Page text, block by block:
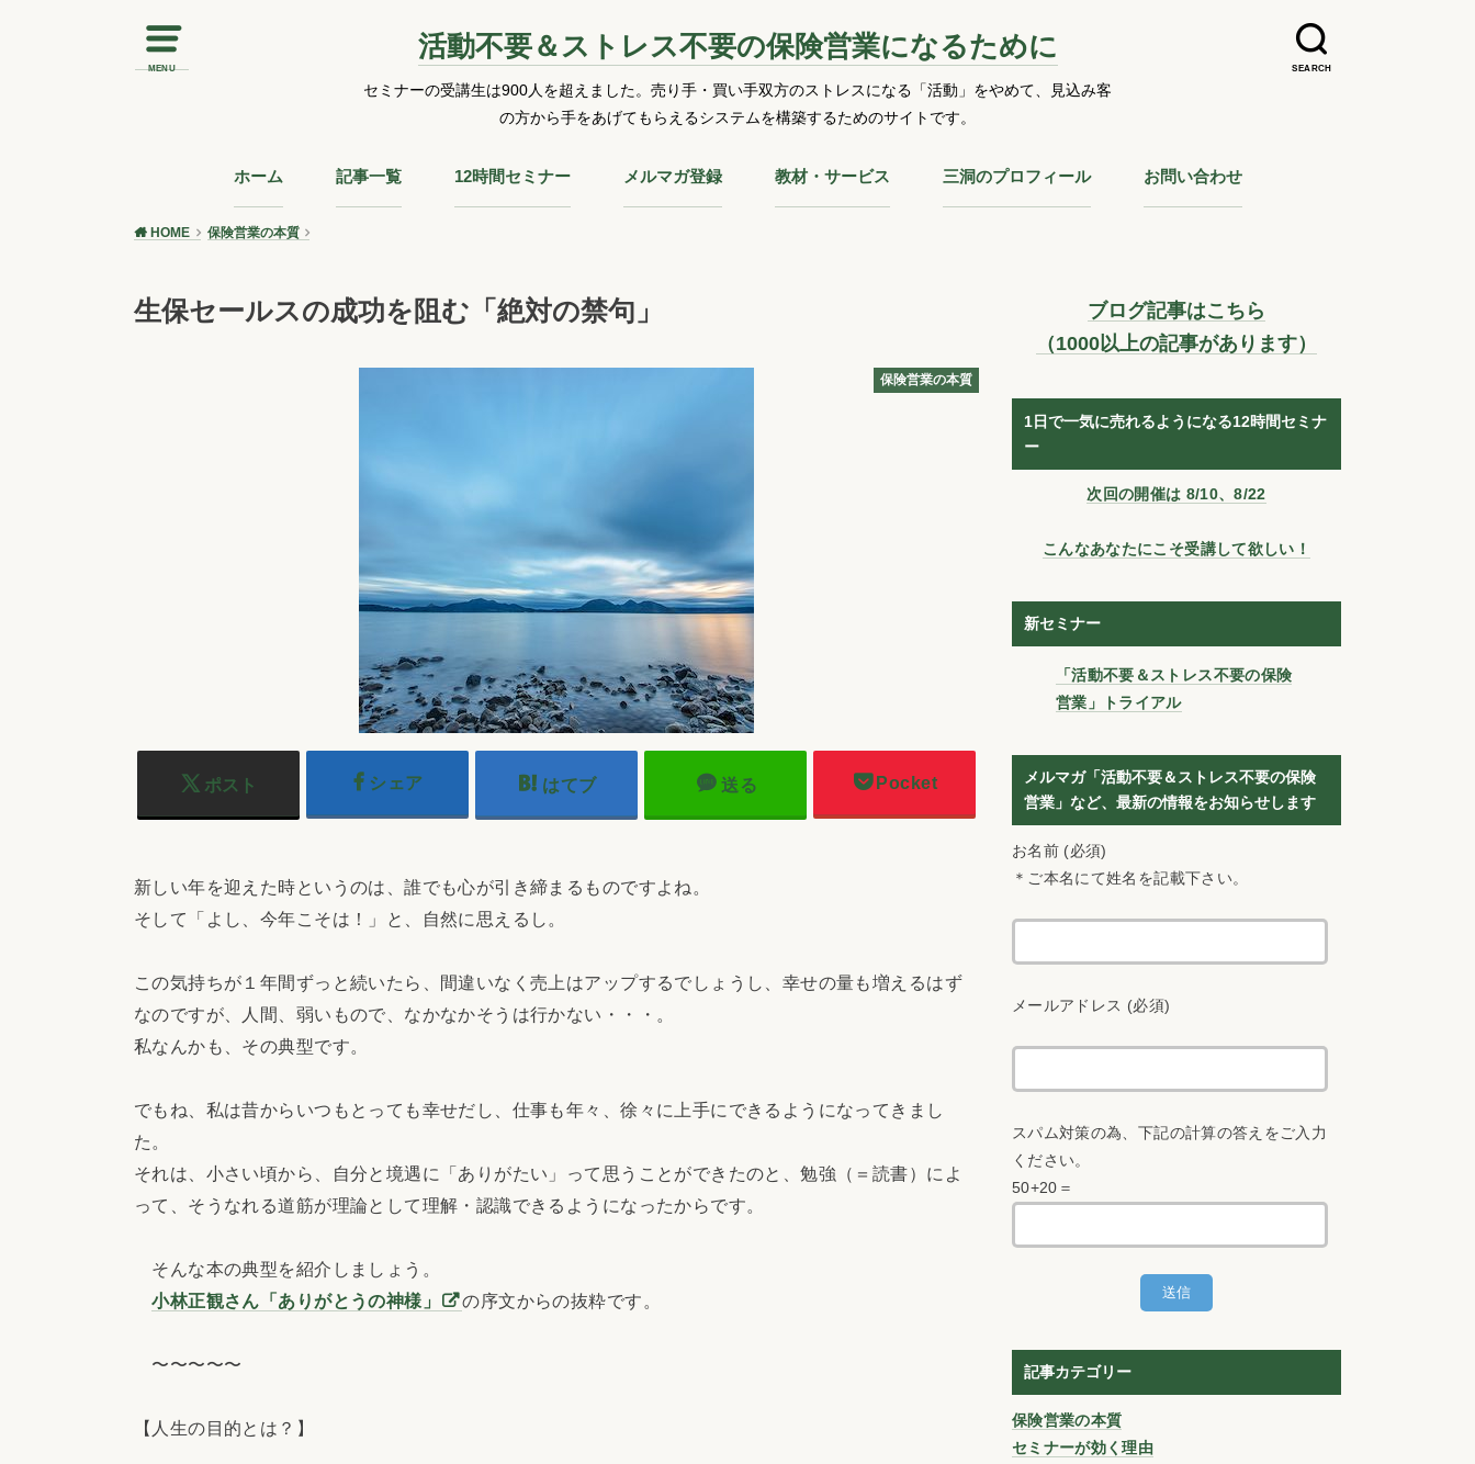
MENU SEARCH
活動不要＆ストレス不要の保険営業になるために
セミナーの受講生は900人を超えました。売り手・買い手双方のストレスになる「活動」をやめて、見込み客
の方から手をあげてもらえるシステムを構築するためのサイトです。
ホーム 記事一覧 12時間セミナー メルマガ登録 教材・サービス 三洞のプロフィール お問い合わせ
HOME 保険営業の本質
生保セールスの成功を阻む「絶対の禁句」
保険営業の本質
ポスト シェア はてブ 送る Pocket
新しい年を迎えた時というのは、誰でも心が引き締まるものですよね。
そして「よし、今年こそは！」と、自然に思えるし。
この気持ちが１年間ずっと続いたら、間違いなく売上はアップするでしょうし、幸せの量も増えるはず
なのですが、人間、弱いもので、なかなかそうは行かない・・・。
私なんかも、その典型です。
でもね、私は昔からいつもとっても幸せだし、仕事も年々、徐々に上手にできるようになってきまし
た。
それは、小さい頃から、自分と境遇に「ありがたい」って思うことができたのと、勉強（＝読書）によ
って、そうなれる道筋が理論として理解・認識できるようになったからです。
そんな本の典型を紹介しましょう。
小林正観さん「ありがとうの神様」
の序文からの抜粋です。
〜〜〜〜〜
【人生の目的とは？】
ブログ記事はこちら
（1000以上の記事があります）
1日で一気に売れるようになる12時間セミナ
ー
次回の開催は 8/10、8/22
こんなあなたにこそ受講して欲しい！
新セミナー
「活動不要＆ストレス不要の保険
営業」トライアル
メルマガ「活動不要＆ストレス不要の保険
営業」など、最新の情報をお知らせします
お名前 (必須)
＊ご本名にて姓名を記載下さい。
メールアドレス (必須)
スパム対策の為、下記の計算の答えをご入力
ください。
50+20＝
記事カテゴリー
保険営業の本質
セミナーが効く理由